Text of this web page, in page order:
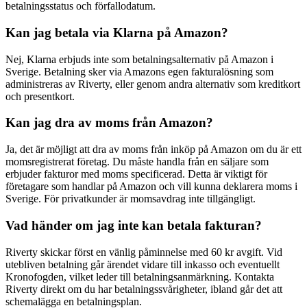
betalningsstatus och förfallodatum.
Kan jag betala via Klarna på Amazon?
Nej, Klarna erbjuds inte som betalningsalternativ på Amazon i
Sverige. Betalning sker via Amazons egen fakturalösning som
administreras av Riverty, eller genom andra alternativ som kreditkort
och presentkort.
Kan jag dra av moms från Amazon?
Ja, det är möjligt att dra av moms från inköp på Amazon om du är ett
momsregistrerat företag. Du måste handla från en säljare som
erbjuder fakturor med moms specificerad. Detta är viktigt för
företagare som handlar på Amazon och vill kunna deklarera moms i
Sverige. För privatkunder är momsavdrag inte tillgängligt.
Vad händer om jag inte kan betala fakturan?
Riverty skickar först en vänlig påminnelse med 60 kr avgift. Vid
utebliven betalning går ärendet vidare till inkasso och eventuellt
Kronofogden, vilket leder till betalningsanmärkning. Kontakta
Riverty direkt om du har betalningssvårigheter, ibland går det att
schemalägga en betalningsplan.